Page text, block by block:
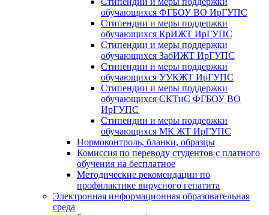
обучающихся ФГБОУ ВО ИрГУПС
Стипендии и меры поддержки
обучающихся КрИЖТ ИрГУПС
Стипендии и меры поддержки
обучающихся ЗабИЖТ ИрГУПС
Стипендии и меры поддержки
обучающихся УУКЖТ ИрГУПС
Стипендии и меры поддержки
обучающихся СКТиС ФГБОУ ВО
ИрГУПС
Стипендии и меры поддержки
обучающихся МК ЖТ ИрГУПС
Нормоконтроль, бланки, образцы
Комиссия по переводу студентов с платного
обучения на бесплатное
Методические рекомендации по
профилактике вирусного гепатита
Электронная информационная образовательная
среда